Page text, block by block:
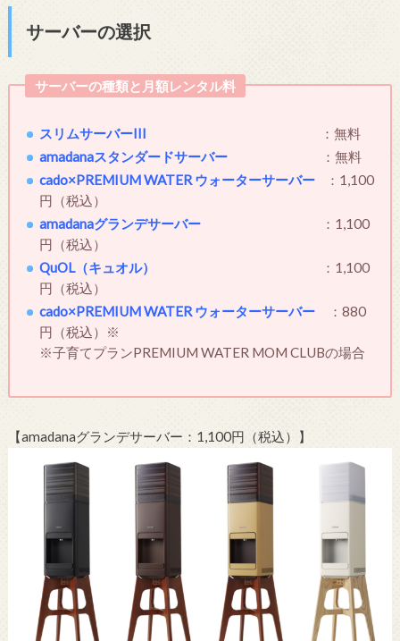
サーバーの選択
サーバーの種類と月額レンタル料
スリムサーバーIII
：無料
amadanaスタンダードサーバー：無料
cado×PREMIUM WATER ウォーターサーバー
：1,100
円（税込）
amadanaグランデサーバー
：1,100
円（税込）
QuOL（キュオル）
：1,100
円（税込）
cado×PREMIUM WATER ウォーターサーバー：880
円（税込）※
※子育てプランPREMIUM WATER MOM CLUBの場合
【amadanaグランデサーバー：1,100円（税込）】